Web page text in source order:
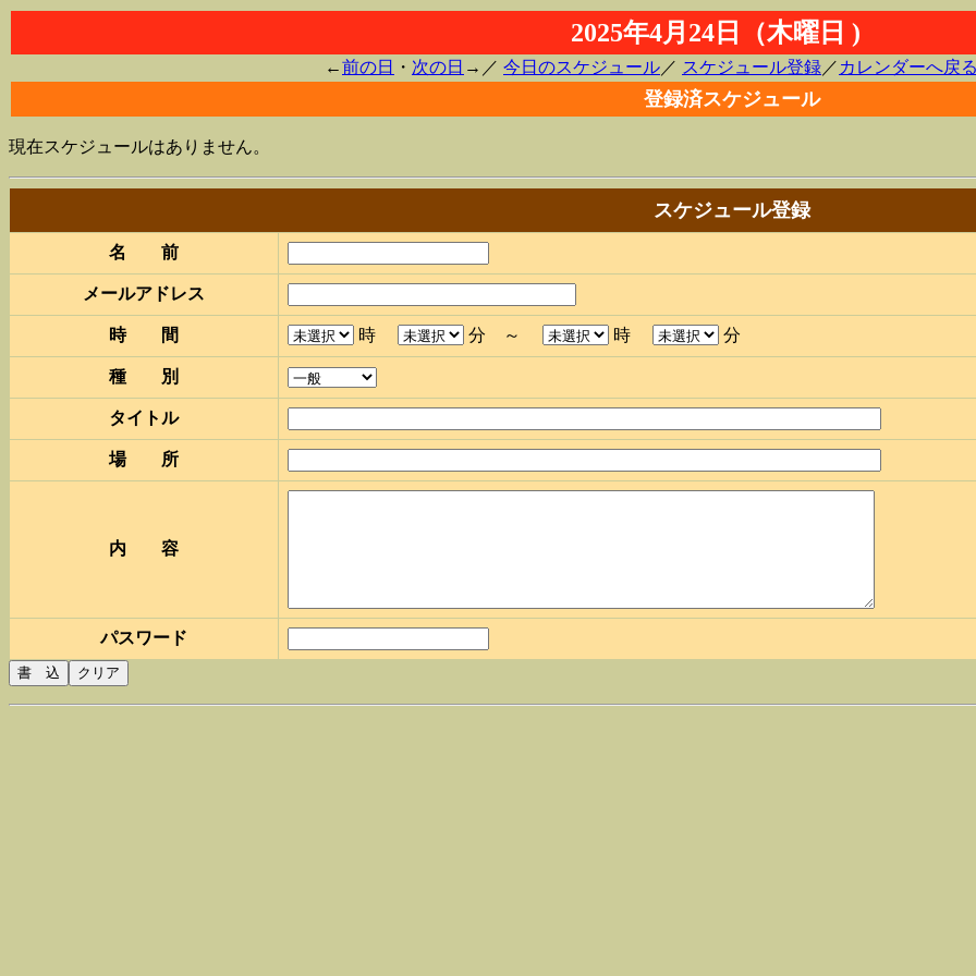
2025年4月24日（木曜日 )
←前の日 ・ 次の日 →／ 今日のスケジュール ／ スケジュール登録 ／ カレンダーへ戻る
登録済スケジュール
現在スケジュールはありません。
スケジュール登録
名 前
メールアドレス
時 間 時 分 ～ 時 分
種 別
タイトル
場 所
内 容
パスワード